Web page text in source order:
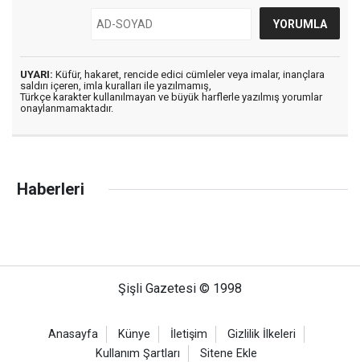
UYARI: Küfür, hakaret, rencide edici cümleler veya imalar, inançlara
saldırı içeren, imla kuralları ile yazılmamış,
Türkçe karakter kullanılmayan ve büyük harflerle yazılmış yorumlar
onaylanmamaktadır.
Haberleri
Şişli Gazetesi © 1998
Anasayfa Künye İletişim
Gizlilik İlkeleri
Kullanım Şartları
Sitene Ekle